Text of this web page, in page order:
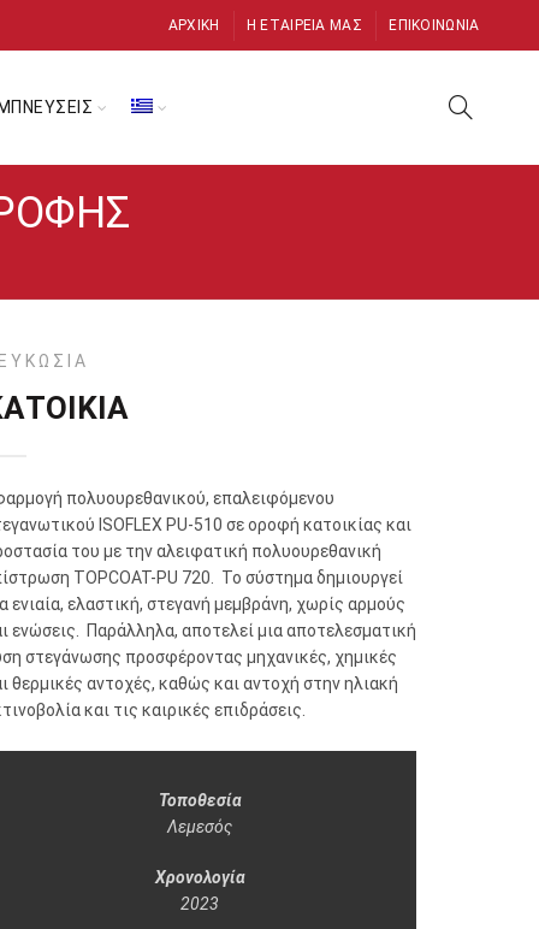
ΑΡΧΙΚΉ Η ΕΤΑΙΡΕΊΑ ΜΑΣ ΕΠΙΚΟΙΝΩΝΊΑ
πολυουρεθανικού, επαλειφόμενου
ISOFLEX PU-510 σε οροφή κατοικίας και
του με την αλειφατική πολυουρεθανική
TOPCOAT-PU 720. Το σύστημα δημιουργεί
ενιαία, ελαστική, στεγανή μεμβράνη, χωρίς αρμούς
ενώσεις. Παράλληλα, αποτελεί μια αποτελεσματική
στεγάνωσης προσφέροντας μηχανικές, χημικές
θερμικές αντοχές, καθώς και αντοχή στην ηλιακή
και τις καιρικές επιδράσεις.
Τοποθεσία
Λεμεσός
Χρονολογία
2023